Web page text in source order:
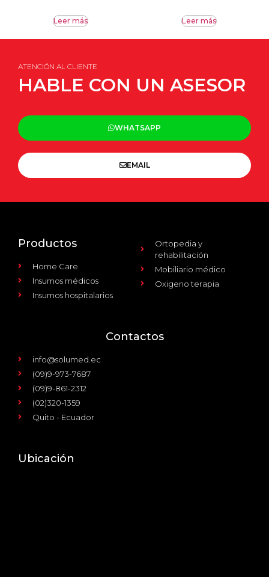
Leer más Leer más
ATENCIÓN AL CLIENTE
HABLE CON UN ASESOR
WHATSAPP
EMAIL
Productos
Home Care
Insumos médicos
Insumos hospitalarios
Ortopedia y
rehabilitación
Mobiliario médico
Oxigeno terapia
Contactos
info@solumed.ec
(09)9-973-7687
(09)9-861-2312
(02)320-1359
Quito - Ecuador
Ubicación